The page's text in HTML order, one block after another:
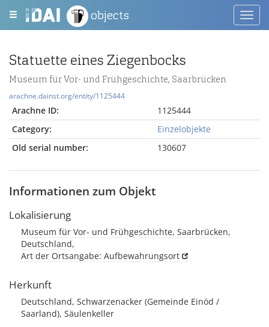
objects
Statuette eines Ziegenbocks
Museum für Vor- und Frühgeschichte, Saarbrücken
arachne.dainst.org/entity/1125444
Arachne ID:
1125444
Category:
Einzelobjekte
Old serial number:
130607
Informationen zum Objekt
Lokalisierung
Museum für Vor- und Frühgeschichte, Saarbrücken,
Deutschland,
Art der Ortsangabe: Aufbewahrungsort
Herkunft
Deutschland, Schwarzenacker (Gemeinde Einöd /
Saarland), Säulenkeller